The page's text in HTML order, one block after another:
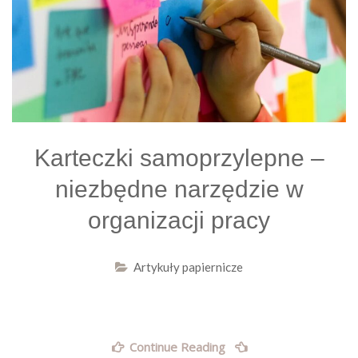
Karteczki samoprzylepne –
niezbędne narzędzie w
organizacji pracy
Artykuły papiernicze
Continue Reading „Karteczki